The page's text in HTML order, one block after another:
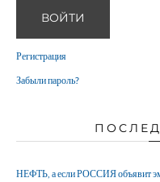
ВОЙТИ
Регистрация
Забыли пароль?
НЕФТЬ, а если РОССИЯ объявит